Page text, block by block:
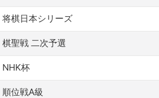
将棋日本シリーズ
棋聖戦 二次予選
NHK杯
順位戦A級